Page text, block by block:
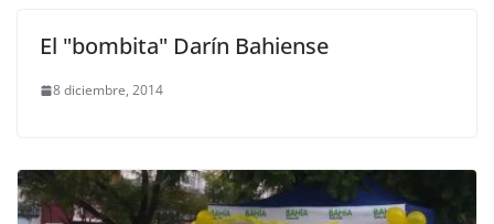
El "bombita" Darín Bahiense
8 diciembre, 2014